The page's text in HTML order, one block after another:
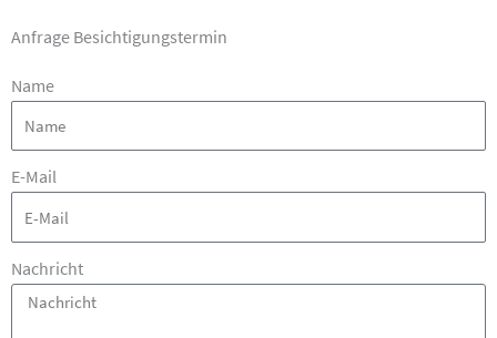
Anfrage Besichtigungstermin
Name
E-Mail
Nachricht